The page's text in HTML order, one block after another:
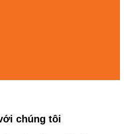
chúng tôi